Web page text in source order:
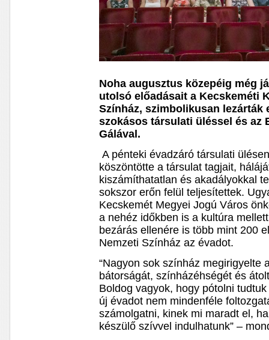
Noha augusztus közepéig még
utolsó előadásait a Kecskeméti
Színház, szimbolikusan lezárták
szokásos társulati üléssel és az
Gálával.
A pénteki évadzáró társulati
köszöntötte a társulat tagjait,
kiszámíthatatlan és akadályokkal
sokszor erőn felül teljesítettek.
Kecskemét Megyei Jogú Város
a nehéz időkben is a kultúra
bezárás ellenére is több mint 200
Nemzeti Színház az évadot.
“Nagyon sok színház megirigyelte
bátorságát, színházéhségét és
Boldog vagyok, hogy pótolni
új évadot nem mindenféle
számolgatni, kinek mi maradt el,
készülő szívvel indulhatunk” –